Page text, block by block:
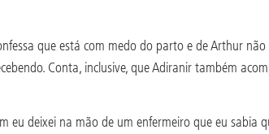
que está com medo do parto e de Arthur
Conta, inclusive, que Adiranir também
eu deixei na mão de um enfermeiro que eu sabia